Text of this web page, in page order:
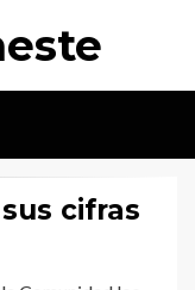
cifras